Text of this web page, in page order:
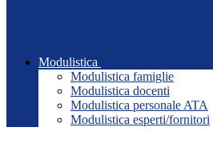
Modulistica
Modulistica famiglie
Modulistica docenti
Modulistica personale ATA
Modulistica esperti/fornitori